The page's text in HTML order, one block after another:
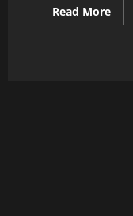
Read MoreRead
more